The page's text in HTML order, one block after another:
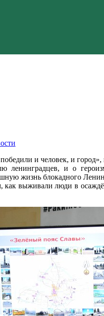
и человек, и
ленинградцев, и о
жизнь блокадного
выживали люди в